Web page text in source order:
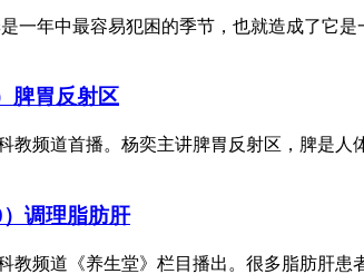
一年中最容易犯困的季节，也就造成了它
脾胃反射区
教频道首播。杨奕主讲脾胃反射区，脾是
调理脂肪肝
教频道《养生堂》栏目播出。很多脂肪肝